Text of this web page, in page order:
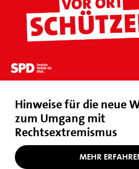
Hinweise für die neue
zum Umgang mit
Rechtsextremismus
MEHR